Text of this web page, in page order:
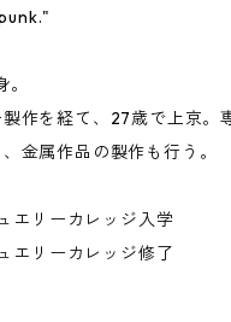
作を経て、27歳で上京。
金属作品の製作も行う。
エリーカレッジ入学
エリーカレッジ修了